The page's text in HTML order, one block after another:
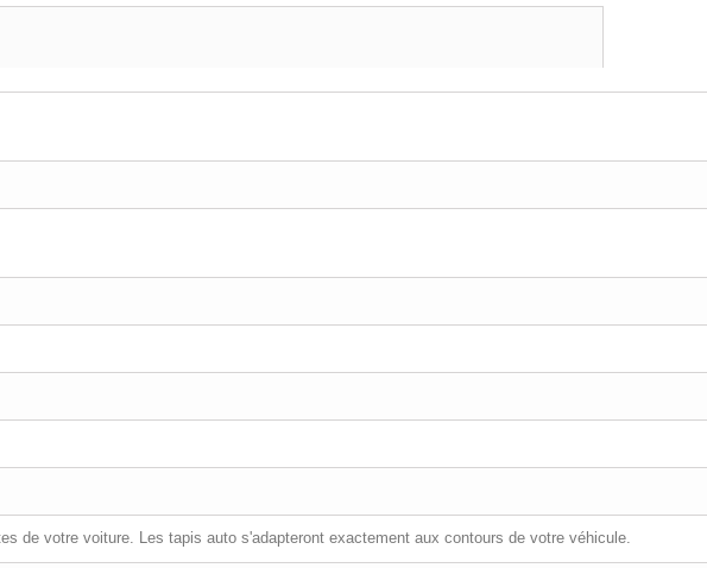
de votre voiture. Les tapis auto s'adapteront exactement aux contours de votre véhicule.